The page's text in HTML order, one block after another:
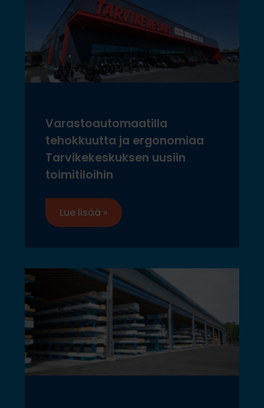
Varastoautomaatilla
tehokkuutta ja ergonomiaa
Tarvikekeskuksen uusiin
toimitiloihin
Lue lisää »